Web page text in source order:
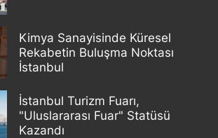
Kimya Sanayisinde Küresel
Rekabetin Buluşma Noktası
İstanbul
İstanbul Turizm Fuarı,
"Uluslararası Fuar" Statüsü
Kazandı